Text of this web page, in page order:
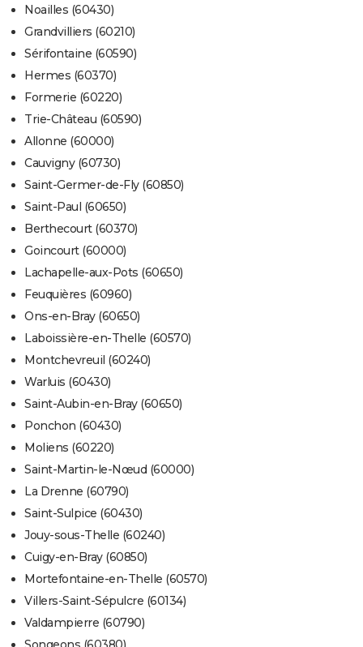
Noailles (60430)
Grandvilliers (60210)
Sérifontaine (60590)
Hermes (60370)
Formerie (60220)
Trie-Château (60590)
Allonne (60000)
Cauvigny (60730)
Saint-Germer-de-Fly (60850)
Saint-Paul (60650)
Berthecourt (60370)
Goincourt (60000)
Lachapelle-aux-Pots (60650)
Feuquières (60960)
Ons-en-Bray (60650)
Laboissière-en-Thelle (60570)
Montchevreuil (60240)
Warluis (60430)
Saint-Aubin-en-Bray (60650)
Ponchon (60430)
Moliens (60220)
Saint-Martin-le-Nœud (60000)
La Drenne (60790)
Saint-Sulpice (60430)
Jouy-sous-Thelle (60240)
Cuigy-en-Bray (60850)
Mortefontaine-en-Thelle (60570)
Villers-Saint-Sépulcre (60134)
Valdampierre (60790)